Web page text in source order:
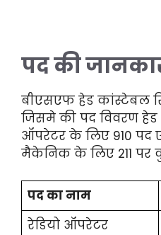
पद की
बीएसएफ हेड कांस्टेबल
जिसमे की पद विवरण हेड
ऑपरेटर के लिए 910 पद
मैकेनिक के लिए 211 पर
पद का नाम
रेडियो ऑपरेटर